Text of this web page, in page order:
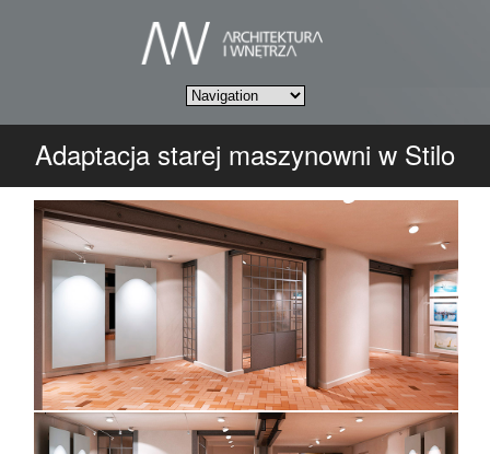
Adaptacja starej maszynowni w Stilo